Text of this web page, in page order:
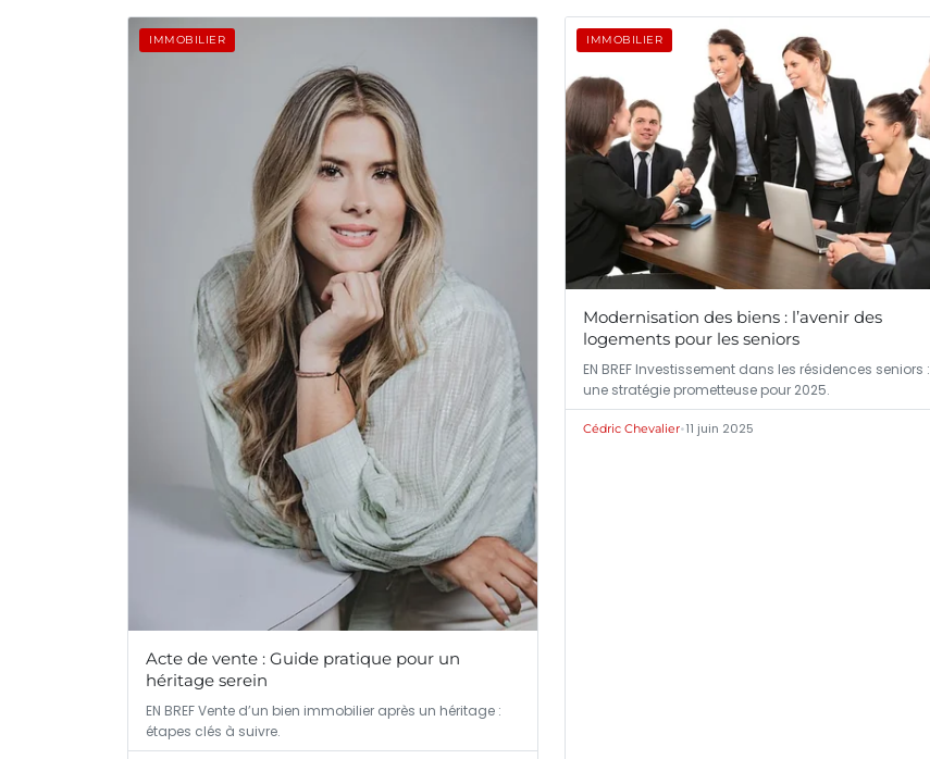
IMMOBILIER
Acte de vente : Guide pratique pour un
héritage serein
EN BREF Vente d’un bien immobilier après un héritage :
étapes clés à suivre.
IMMOBILIER
Modernisation des biens : l’avenir des
logements pour les seniors
EN BREF Investissement dans les résidences seniors :
une stratégie prometteuse pour 2025.
Cédric Chevalier•11 juin 2025